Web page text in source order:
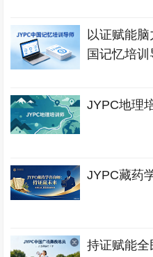
以证赋能
国记忆培
JYPC地理
JYPC藏药
持证赋能全